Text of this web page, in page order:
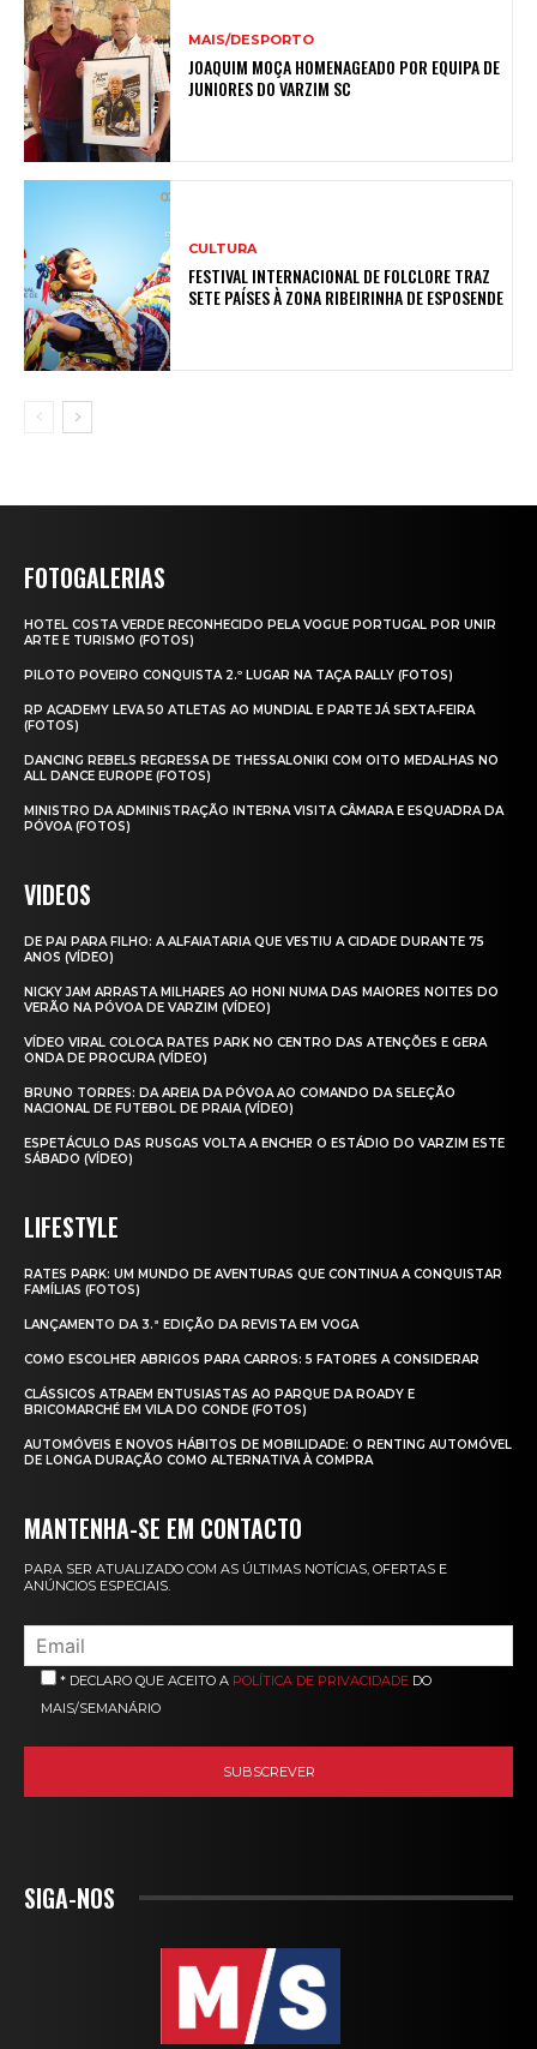
MAIS/DESPORTO
JOAQUIM MOÇA HOMENAGEADO POR EQUIPA DE
JUNIORES DO VARZIM SC
CULTURA
FESTIVAL INTERNACIONAL DE FOLCLORE TRAZ
SETE PAÍSES À ZONA RIBEIRINHA DE ESPOSENDE
FOTOGALERIAS
HOTEL COSTA VERDE RECONHECIDO PELA VOGUE PORTUGAL POR UNIR
ARTE E TURISMO (FOTOS)
PILOTO POVEIRO CONQUISTA 2.º LUGAR NA TAÇA RALLY (FOTOS)
RP ACADEMY LEVA 50 ATLETAS AO MUNDIAL E PARTE JÁ SEXTA‑FEIRA
(FOTOS)
DANCING REBELS REGRESSA DE THESSALONIKI COM OITO MEDALHAS NO
ALL DANCE EUROPE (FOTOS)
MINISTRO DA ADMINISTRAÇÃO INTERNA VISITA CÂMARA E ESQUADRA DA
PÓVOA (FOTOS)
VIDEOS
DE PAI PARA FILHO: A ALFAIATARIA QUE VESTIU A CIDADE DURANTE 75
ANOS (VÍDEO)
NICKY JAM ARRASTA MILHARES AO HONI NUMA DAS MAIORES NOITES DO
VERÃO NA PÓVOA DE VARZIM (VÍDEO)
VÍDEO VIRAL COLOCA RATES PARK NO CENTRO DAS ATENÇÕES E GERA
ONDA DE PROCURA (VÍDEO)
BRUNO TORRES: DA AREIA DA PÓVOA AO COMANDO DA SELEÇÃO
NACIONAL DE FUTEBOL DE PRAIA (VÍDEO)
ESPETÁCULO DAS RUSGAS VOLTA A ENCHER O ESTÁDIO DO VARZIM ESTE
SÁBADO (VÍDEO)
LIFESTYLE
RATES PARK: UM MUNDO DE AVENTURAS QUE CONTINUA A CONQUISTAR
FAMÍLIAS (FOTOS)
LANÇAMENTO DA 3.ª EDIÇÃO DA REVISTA EM VOGA
COMO ESCOLHER ABRIGOS PARA CARROS: 5 FATORES A CONSIDERAR
CLÁSSICOS ATRAEM ENTUSIASTAS AO PARQUE DA ROADY E
BRICOMARCHÉ EM VILA DO CONDE (FOTOS)
AUTOMÓVEIS E NOVOS HÁBITOS DE MOBILIDADE: O RENTING AUTOMÓVEL
DE LONGA DURAÇÃO COMO ALTERNATIVA À COMPRA
MANTENHA-SE EM CONTACTO
PARA SER ATUALIZADO COM AS ÚLTIMAS NOTÍCIAS, OFERTAS E
ANÚNCIOS ESPECIAIS.
* DECLARO QUE ACEITO A POLÍTICA DE PRIVACIDADE DO
MAIS/SEMANÁRIO
SIGA-NOS